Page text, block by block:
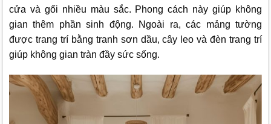
cửa và gối nhiều màu sắc. Phong cách này giúp không
gian thêm phần sinh động. Ngoài ra, các mảng tường
được trang trí bằng tranh sơn dầu, cây leo và đèn trang trí
giúp không gian tràn đầy sức sống.